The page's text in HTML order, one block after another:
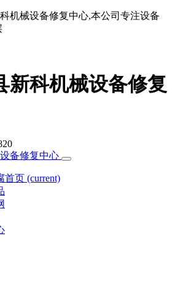
机械设备修复中心,本公司专注设备
首页 (current)